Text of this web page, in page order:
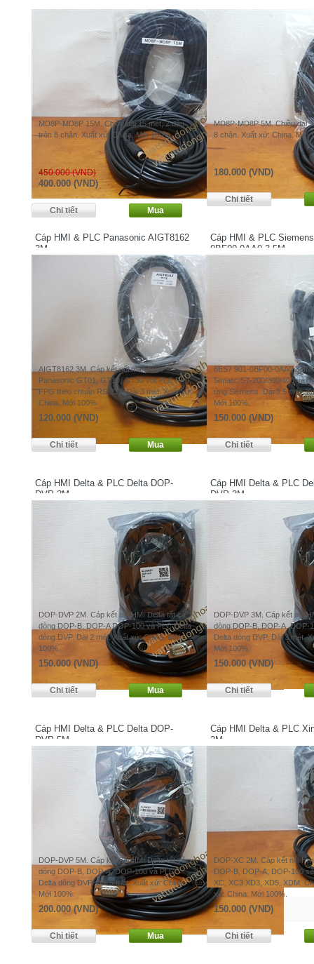
MD8P-MD8P 15M. Chiều dài 15 mét, 2 đầu
tròn 8 chân. Xuất xứ: China. Mới 100%.
450.000 (VND)
400.000 (VND)
MD8P-MD8P 5M. Chiều dài
8 chân. Xuất xứ: China. Mới
180.000 (VND)
Cáp HMI & PLC Panasonic AIGT8162
3M
AIGT8162 3M. Cáp kết nối màn hình
Panasonic GT01, GT10, GT30 với PLC FP0,
FPG theo chuẩn RS-232. Dài 3 mét. Xuất xứ:
China. Mới 100%.
120.000 (VND)
Cáp HMI & PLC
0BF00-0AA0 3,5M
6ES7 901-0BF00-0AA0
Simatic S7-200/300/400 và
ứng Siemens. Dài 3.5 mét.
Mới 100%.
150.000 (VND)
Cáp HMI Delta & PLC Delta DOP-
DVP 2M
DOP-DVP 2M. Cáp kết nối HMI Delta tất cả
dòng DOP-B, DOP-A DOP-100 và PLC Delta
dòng DVP. Dài 2 mét. Xuất xứ: China. Mới
100%.
150.000 (VND)
Cáp HMI Delta & PLC
DVP 3M
DOP-DVP 3M. Cáp kết nối
dòng DOP-B, DOP-A, DOP-
Delta dòng DVP. Dài 3 mét.
Mới 100%.
150.000 (VND)
Cáp HMI Delta & PLC Delta DOP-
DVP 5M
DOP-DVP 5M. Cáp kết nối HMI Delta tất cả
dòng DOP-B, DOP-A, DOP-100 và PLC
Delta dòng DVP. Dài 5 mét. Xuất xứ: China.
Mới 100%.
200.000 (VND)
Cáp HMI Delta & PLC
2M
DOP-XC 2M. Cáp kết nối
DOP-B, DOP-A, DOP-100
XC, XC3 XD3, XD5, XDM.
xứ: China. Mới 100%.
150.000 (VND)